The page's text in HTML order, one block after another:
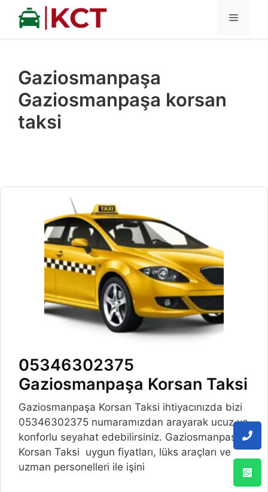
İçeriğe
MENÜ
Gaziosmanpaşa
Gaziosmanpaşa korsan
taksi
05346302375
Gaziosmanpaşa Korsan Taksi
Gaziosmanpaşa Korsan Taksi ihtiyacınızda bizi
05346302375 numaramızdan arayarak ucuz ve
konforlu seyahat edebilirsiniz. Gaziosmanpaşa
Korsan Taksi uygun fiyatları, lüks araçları ve
uzman personelleri ile işini